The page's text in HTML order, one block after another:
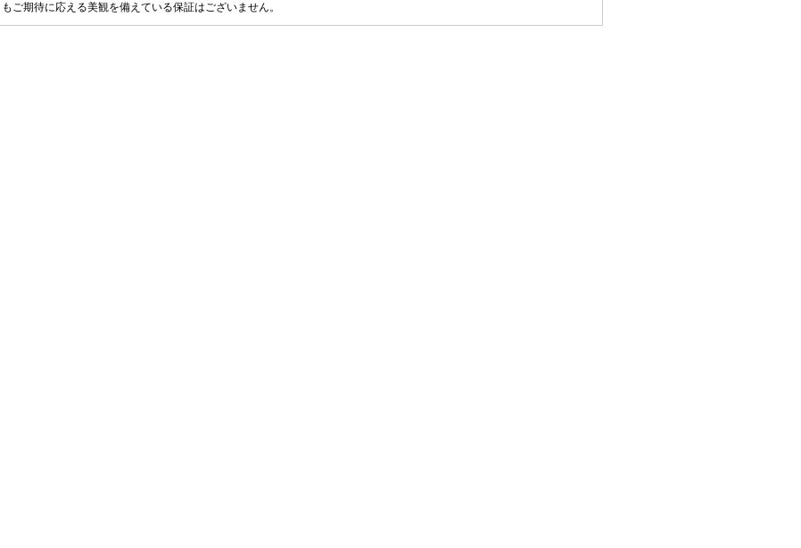
もご期待に応える美観を備えている保証はございません。